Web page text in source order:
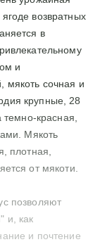
возвратных
в
и
мякоть сочная и
крупные, 28
красная,
Мякоть
плотная,
от мякоти.
позволяют
и, как
и почтение